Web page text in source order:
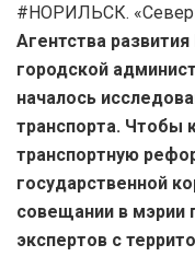
#НОРИЛЬСК.
Агентства
городской
началось
транспорта. Чтобы
транспортную
государственной
совещании в мэрии
экспертов с